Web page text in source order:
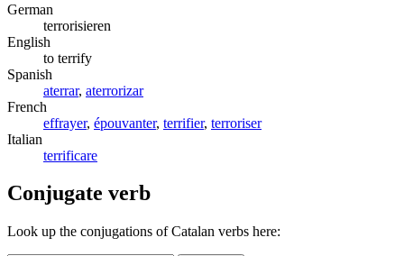
German
terrorisieren
English
to terrify
Spanish
aterrar, aterrorizar
French
effrayer, épouvanter, terrifier, terroriser
Italian
terrificare
Conjugate verb
Look up the conjugations of Catalan verbs here: